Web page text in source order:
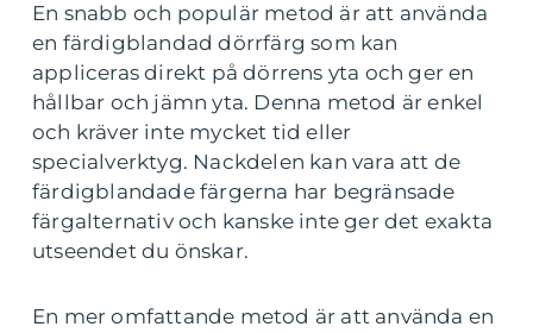
En snabb och populär metod är att använda
en färdigblandad dörrfärg som kan
appliceras direkt på dörrens yta och ger en
hållbar och jämn yta. Denna metod är enkel
och kräver inte mycket tid eller
specialverktyg. Nackdelen kan vara att de
färdigblandade färgerna har begränsade
färgalternativ och kanske inte ger det exakta
utseendet du önskar.
En mer omfattande metod är att använda en